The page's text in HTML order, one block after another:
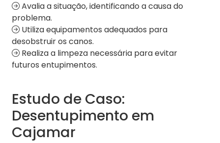
Avalia a situação, identificando a causa do
problema.
Utiliza equipamentos adequados para
desobstruir os canos.
Realiza a limpeza necessária para evitar
futuros entupimentos.
Estudo de Caso:
Desentupimento em
Cajamar